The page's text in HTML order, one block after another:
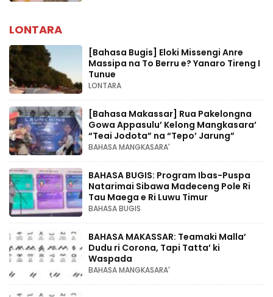
LONTARA
[Bahasa Bugis] ‎Eloki Missengi Anre
Massipa na To Berru e? Yanaro Tireng I
Tunue
LONTARA
[Bahasa Makassar] Rua Pakelongna
Gowa Appasulu’ Kelong Mangkasara’
“Teai Jodota” na “Tepo’ Jarung”
BAHASA MANGKASARA'
BAHASA BUGIS: Program Ibas-Puspa
Natarimai Sibawa Madeceng Pole Ri
Tau Maega e Ri Luwu Timur
BAHASA BUGIS
BAHASA MAKASSAR: Teamaki Malla’
Dudu ri Corona, Tapi Tatta’ ki
Waspada
BAHASA MANGKASARA'